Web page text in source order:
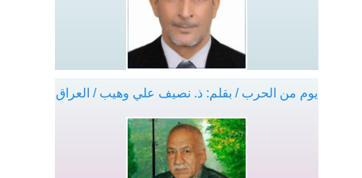
يوم من الحرب / بقلم: ذ. نصيف علي وهيب / العراق